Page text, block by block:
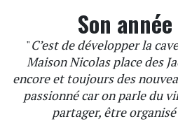
Son
"C’est de développer la
Maison Nicolas place des
encore et toujours des
passionné car on parle du
partager, être